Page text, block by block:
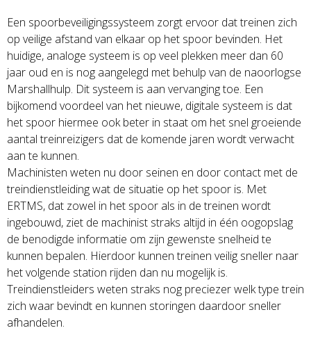
Een spoorbeveiligingssysteem zorgt ervoor dat treinen zich
op veilige afstand van elkaar op het spoor bevinden. Het
huidige, analoge systeem is op veel plekken meer dan 60
jaar oud en is nog aangelegd met behulp van de naoorlogse
Marshallhulp. Dit systeem is aan vervanging toe. Een
bijkomend voordeel van het nieuwe, digitale systeem is dat
het spoor hiermee ook beter in staat om het snel groeiende
aantal treinreizigers dat de komende jaren wordt verwacht
aan te kunnen.
Machinisten weten nu door seinen en door contact met de
treindienstleiding wat de situatie op het spoor is. Met
ERTMS, dat zowel in het spoor als in de treinen wordt
ingebouwd, ziet de machinist straks altijd in één oogopslag
de benodigde informatie om zijn gewenste snelheid te
kunnen bepalen. Hierdoor kunnen treinen veilig sneller naar
het volgende station rijden dan nu mogelijk is.
Treindienstleiders weten straks nog preciezer welk type trein
zich waar bevindt en kunnen storingen daardoor sneller
afhandelen.